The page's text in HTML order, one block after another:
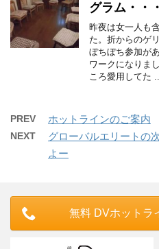
グラム・・・
昨夜は女一人も
た。折からのゲ
ぼちぼち参加が
ワークになりま
ころ愛用してた
PREV ホットラインのご案内
NEXT
グローバルエリートの
よー
無料 DVホット